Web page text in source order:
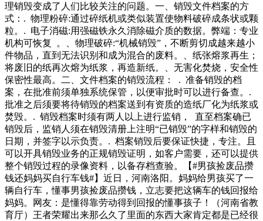
理销毁变成了人们比较关注的问题。一、销毁文件档案的方
式：. 物理粉碎:通过碎纸机或类似装置使物料破碎成条状或颗
粒。. 电子消磁:用强磁铁永久消除磁介质的数据。弊端：专业
机构可恢复 。、物理破碎:“机械销毁”，不断剪切成越来越小
件物品，直到无法识别和成为混合的废料。、纸张熔浆再生；
将废旧的纸再次熔为纸浆，再造新纸。、无害化焚烧，安全性
保密性最高。二、文件档案的销毁流程： . 准备销毁的档
案，在批准前须单独系统保管，以便审批时可以进行备查。.
批准之后须要将待销毁的档案送到有资质的造纸厂化为纸浆或
焚毁。. 销毁档案时须有两人以上进行监销， 直至档案确已
销毁后，监销人须在销毁清册上注明“已销毁”的字样和销毁的
日期，并签字以示负责。. 档案销毁后要保证快捷，专注。且
可以开具销毁业务的正规销毁证明，如客户需要，还可以提供
整个销毁过程的录像资料，以备存档查验。【#男孩捡废品攒
钱还妈妈买自行车钱#】近日，河南洛阳。妈妈给男孩买了一
辆自行车，懂事男孩捡废品攒钱，立志要把这辆车的钱回报给
妈妈。网友：是懂得靠劳动得到回报的懂事孩子！（河南省教
育厅）王者荣耀出来那么久了里面的东西大家肯定都是已经很